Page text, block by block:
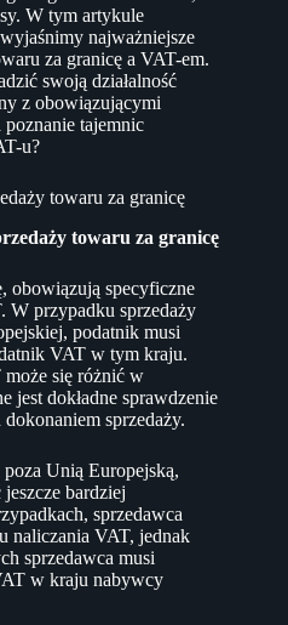
W tym artykule
najważniejsze
za granicę a VAT-em.
swoją działalność
z obowiązującymi
tajemnic
u?
towaru za granicę
towaru za granicę
obowiązują specyficzne
W przypadku sprzedaży
podatnik musi
VAT w tym kraju.
może się różnić w
jest dokładne sprawdzenie
sprzedaży.
Unią Europejską,
bardziej
sprzedawca
naliczania VAT, jednak
sprzedawca musi
w kraju nabywcy